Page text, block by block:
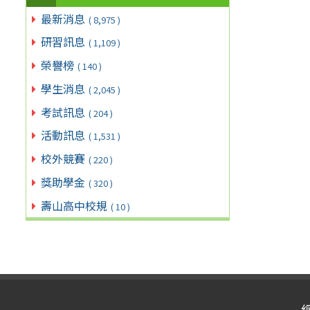
最新消息 ( 8,975 )
研習訊息 ( 1,109 )
榮譽榜 ( 140 )
學生消息 ( 2,045 )
考試訊息 ( 204 )
活動訊息 ( 1,531 )
校外競賽 ( 220 )
獎助學金 ( 320 )
壽山高中校規 ( 10 )